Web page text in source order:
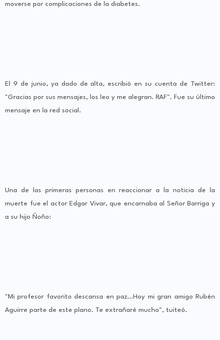
moverse por complicaciones de la diabetes.
El 9 de junio, ya dado de alta, escribió en su cuenta de Twitter:
"Gracias por sus mensajes, los leo y me alegran. RAF". Fue su último
mensaje en la red social.
Una de las primeras personas en reaccionar a la noticia de la
muerte fue el actor Edgar Vivar, que encarnaba al Señor Barriga y
a su hijo Ñoño:
"Mi profesor favorito descansa en paz...Hoy mi gran amigo Rubén
Aguirre parte de este plano. Te extrañaré mucho", tuiteó.